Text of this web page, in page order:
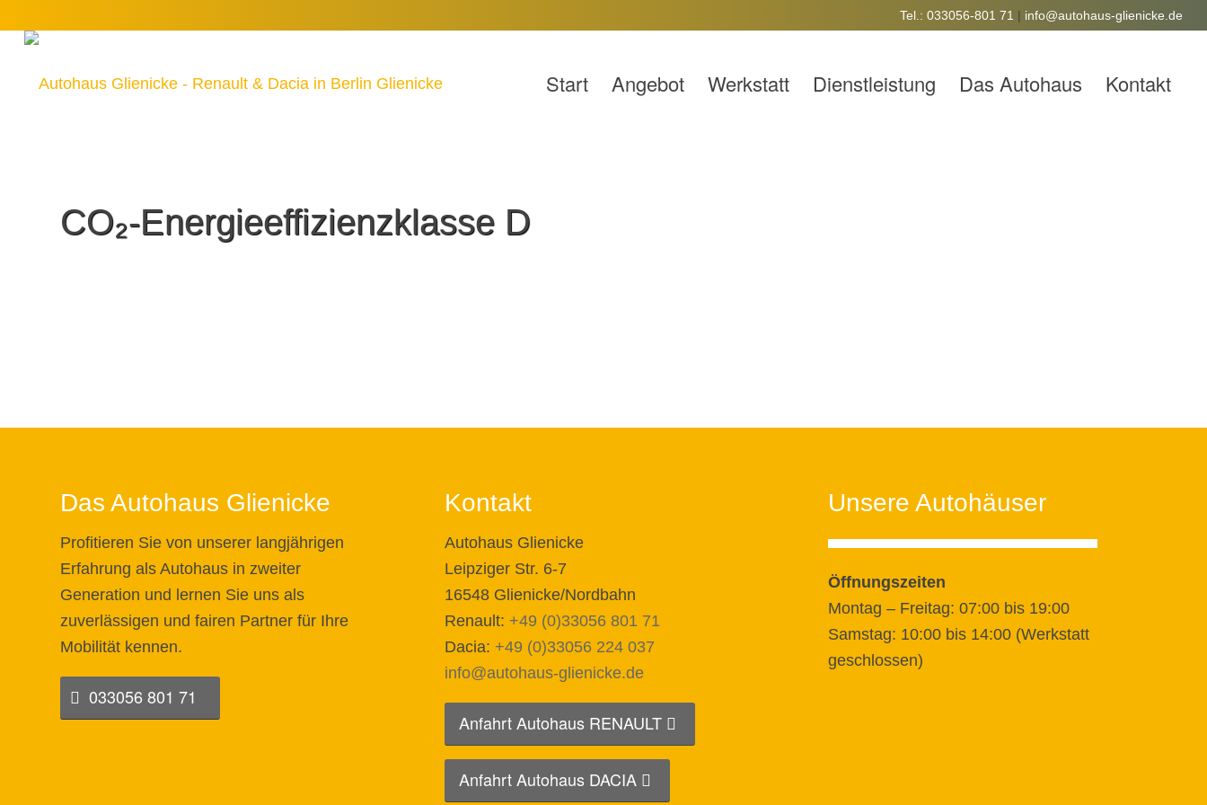
Tel.: 033056-801 71 | info@autohaus-glienicke.de
Start Angebot Werkstatt Dienstleistung Das Autohaus Kontakt
CO₂-Energieeffizienzklasse D
Das Autohaus Glienicke
Profitieren Sie von unserer langjährigen
Erfahrung als Autohaus in zweiter
Generation und lernen Sie uns als
zuverlässigen und fairen Partner für Ihre
Mobilität kennen.
033056 801 71
Kontakt
Autohaus Glienicke
Leipziger Str. 6-7
16548 Glienicke/Nordbahn
Renault: +49 (0)33056 801 71
Dacia: +49 (0)33056 224 037
info@autohaus-glienicke.de
Anfahrt Autohaus RENAULT
Anfahrt Autohaus DACIA
Unsere Autohäuser
Öffnungszeiten
Montag – Freitag: 07:00 bis 19:00
Samstag: 10:00 bis 14:00 (Werkstatt
geschlossen)